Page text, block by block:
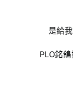
是給
PLO銘